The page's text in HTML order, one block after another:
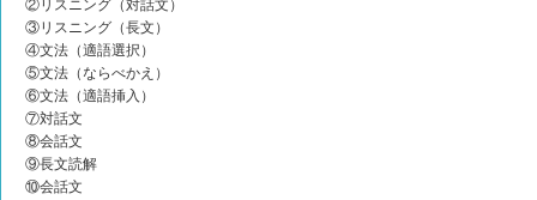
②リスニング（対話文）
③リスニング（長文）
④文法（適語選択）
⑤文法（ならべかえ）
⑥文法（適語挿入）
⑦対話文
⑧会話文
⑨長文読解
⑩会話文